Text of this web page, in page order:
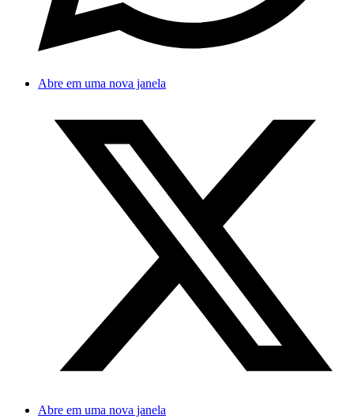
Abre em uma nova janela
Abre em uma nova janela